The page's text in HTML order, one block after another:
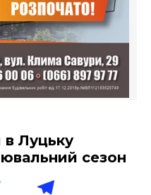
в Луцьку
сезон